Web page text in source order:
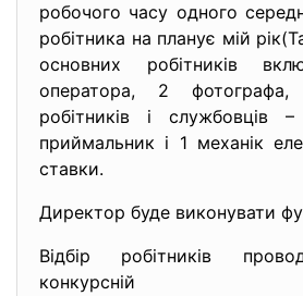
робочого часу одного
робітника на планує мій
основних робітників
оператора, 2
робітників і службовців
приймальник і 1 механік
ставки.
Директор буде виконувати
Відбір робітників
конкурсній